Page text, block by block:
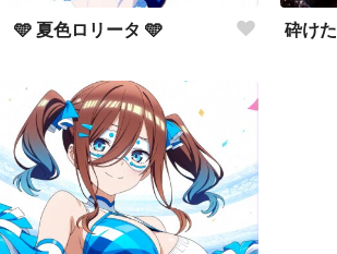
🩵 夏色ロリータ 🩵